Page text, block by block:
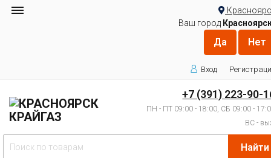
Ваш город
Вход
+7 (391) 223-90-
ПН - ПТ 09:00 - 18:00, СБ 09:00 -
ВС -
Найти